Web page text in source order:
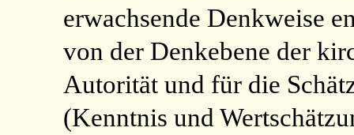
erwachsende Denkweise
von der Denkebene der
Autorität und für die
(Kenntnis und